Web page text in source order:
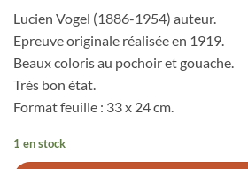
Lucien Vogel (1886-1954) auteur.
Epreuve originale réalisée en 1919.
Beaux coloris au pochoir et gouache.
Très bon état.
Format feuille : 33 x 24 cm.
1 en stock